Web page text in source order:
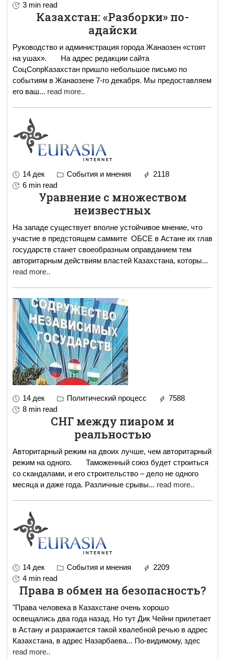
3 min read
Казахстан: «Разборки» по-
адайски
Руководство и администрация города Жанаозен «стоят
на ушах». На адрес редакции сайта
СоцСопрКазахстан пришло небольшое письмо по
событиям в Жанаозене 7-го декабря. Мы предоставляем
его ваш... read more..
14 дек События и мнения
2118
6 min read
Уравнение с множеством
неизвестных
На западе существует вполне устойчивое мнение, что
участие в предстоящем саммите ОБСЕ в Астане их глав
государств станет своеобразным оправданием тем
авторитарным действиям властей Казахстана, которы...
read more..
14 дек Политический процесс
7588
8 min read
СНГ между пиаром и
реальностью
Авторитарный режим на двоих лучше, чем авторитарный
режим на одного. Таможенный союз будет строиться
со скандалами, и его строительство – дело не одного
месяца и даже года. Различные срывы... read more..
14 дек События и мнения
2209
4 min read
Права в обмен на безопасность?
"Права человека в Казахстане очень хорошо
освещались два года назад. Но тут Дик Чейни прилетает
в Астану и разражается такой хвалебной речью в адрес
Казахстана, в адрес Назарбаева... По-видимому, здес
read more..